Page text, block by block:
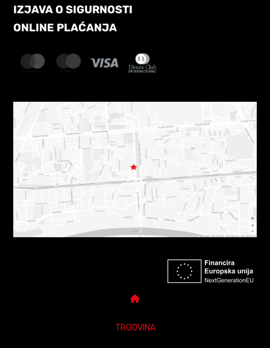
IZJAVA O SIGURNOSTI
ONLINE PLAĆANJA
TRGOVINA